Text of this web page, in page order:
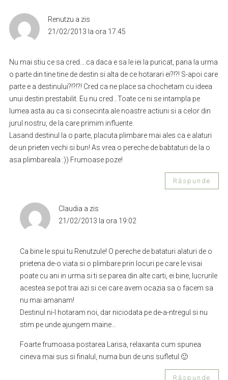
Renutzu a zis
21/02/2013 la ora 17:45
Nu mai stiu ce sa cred….ca daca e sa le iei la puricat, pana la urma
o parte din tine tine de destin si alta de ce hotarari ei?!?! S-apoi care
parte e a destinului?!?!?! Cred ca ne place sa chochetam cu ideea
unui destin prestabilit. Eu nu cred…Toate ce ni se intampla pe
lumea asta au ca si consecinta ale noastre actiuni si a celor din
jurul nostru, de la care primim influente.
Lasand destinul la o parte, placuta plimbare mai ales ca e alaturi
de un prieten vechi si bun! As vrea o pereche de babtaturi de la o
asa plimbareala :)) Frumoase poze!
Răspunde
Claudia a zis
21/02/2013 la ora 19:02
Ca bine le spui tu Renutzule! O pereche de bataturi alaturi de o
prietena de-o viata si o plimbare prin locuri pe care le visai
poate cu ani in urma si ti se parea din alte carti, ei bine, lucrurile
acestea se pot trai azi si cei care avem ocazia sa o facem sa
nu mai amanam!
Destinul ni-l hotaram noi, dar niciodata pe de-a-ntregul si nu
stim pe unde ajungem maine…
Foarte frumoasa postarea Larisa, relaxanta cum spunea
cineva mai sus si finalul, numa bun de uns sufletul 🙂
Răspunde